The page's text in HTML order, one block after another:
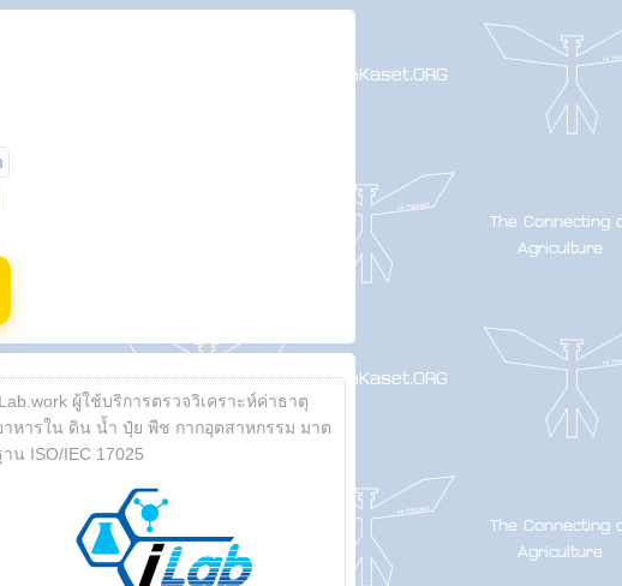
ผู้ใช้บริการตรวจวิเคราะห์ค่าธาตุ
าหารใน ดิน น้ำ ปุ๋ย พืช กากอุตสาหกรรม มาต
าน ISO/IEC 17025